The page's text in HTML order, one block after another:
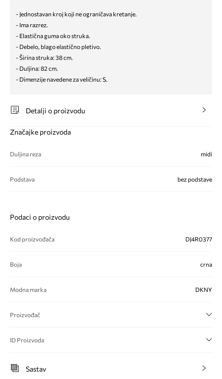
- Jednostavan kroj koji ne ograničava kretanje.
- Ima razrez.
- Elastična guma oko struka.
- Debelo, blago elastično pletivo.
- Širina struka: 38 cm.
- Duljina: 82 cm.
- Dimenzije navedene za veličinu: S.
Detalji o proizvodu
Značajke proizvoda
Duljina reza midi
Podstava bez podstave
Podaci o proizvodu
Kod proizvođača DJ4R0377
Boja crna
Modna marka DKNY
Proizvođač
ID Proizvoda
Sastav